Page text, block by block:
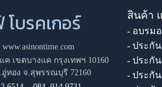
บรคเกอร์
www.asinontime.com
เขตบางแค กรุงเทพฯ 10160
ทอง จ.สุพรรณบุรี 72160
สินค้า
- อบรม
- ประกั
- ประกั
- ประกั